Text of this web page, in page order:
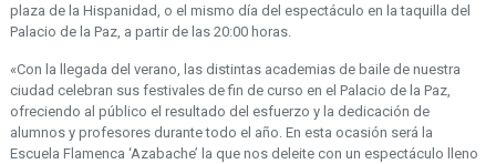
plaza de la Hispanidad, o el mismo día del espectáculo en la taquilla del
Palacio de la Paz, a partir de las 20:00 horas.
«Con la llegada del verano, las distintas academias de baile de nuestra
ciudad celebran sus festivales de fin de curso en el Palacio de la Paz,
ofreciendo al público el resultado del esfuerzo y la dedicación de
alumnos y profesores durante todo el año. En esta ocasión será la
Escuela Flamenca ‘Azabache’ la que nos deleite con un espectáculo lleno